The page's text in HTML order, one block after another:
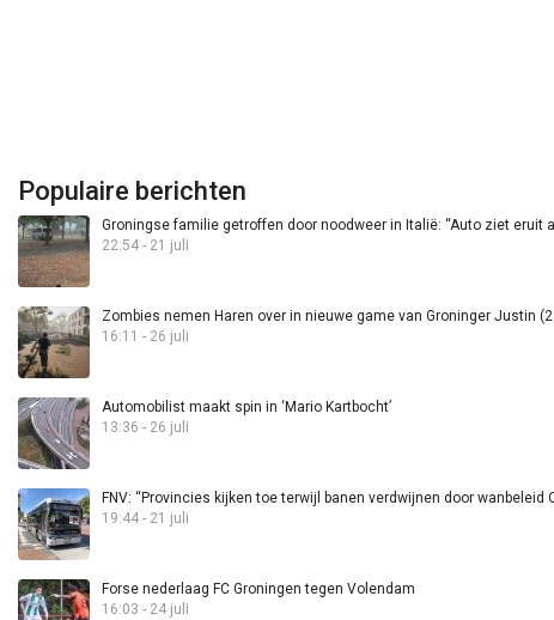
Populaire berichten
Groningse familie getroffen door noodweer in Italië: “Auto ziet eruit
22:54 - 21 juli
Zombies nemen Haren over in nieuwe game van Groninger Justin
16:11 - 26 juli
Automobilist maakt spin in ‘Mario Kartbocht’
13:36 - 26 juli
FNV: “Provincies kijken toe terwijl banen verdwijnen door wanbeleid
19:44 - 21 juli
Forse nederlaag FC Groningen tegen Volendam
16:03 - 24 juli